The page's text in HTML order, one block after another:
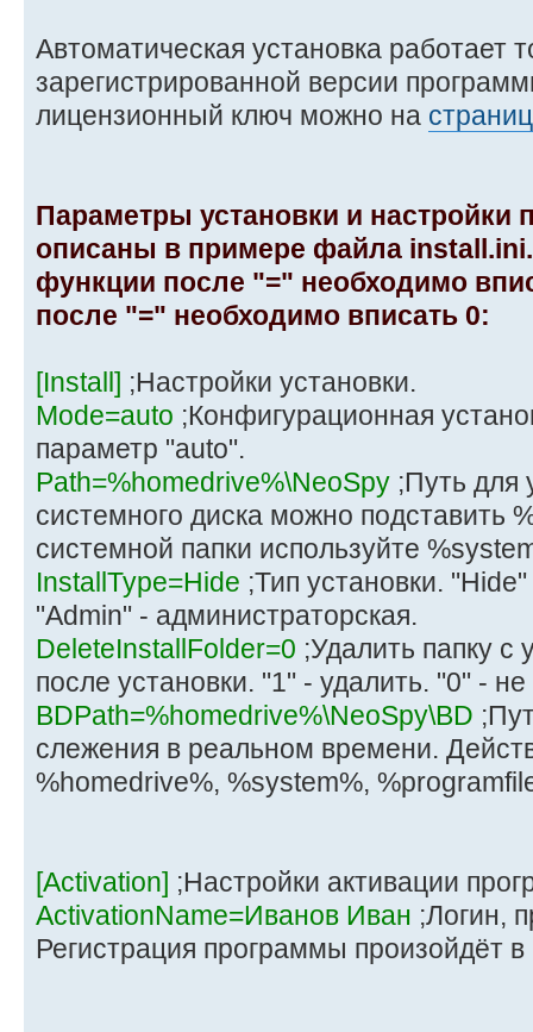
Автоматическая установка работает
зарегистрированной версии
лицензионный ключ можно на
Параметры установки и
описаны в примере файла
функции после "=" необходимо
после "=" необходимо вписать 0:
[Install] ;Настройки установки.
Mode=auto ;Конфигурационная
параметр "auto".
Path=%homedrive%\NeoSpy ;Путь для
системного диска можно подставить
системной папки используйте
InstallType=Hide ;Тип установки.
"Admin" - администраторская.
DeleteInstallFolder=0 ;Удалить папку
после установки. "1" - удалить. "0" - не
BDPath=%homedrive%\NeoSpy\BD
слежения в реальном времени.
%homedrive%, %system%,
[Activation] ;Настройки активации
ActivationName=Иванов Иван ;Логин,
Регистрация программы произойдёт